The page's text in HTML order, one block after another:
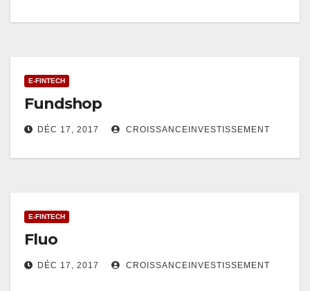
E-FINTECH
Fundshop
DÉC 17, 2017 CROISSANCEINVESTISSEMENT
E-FINTECH
Fluo
DÉC 17, 2017 CROISSANCEINVESTISSEMENT